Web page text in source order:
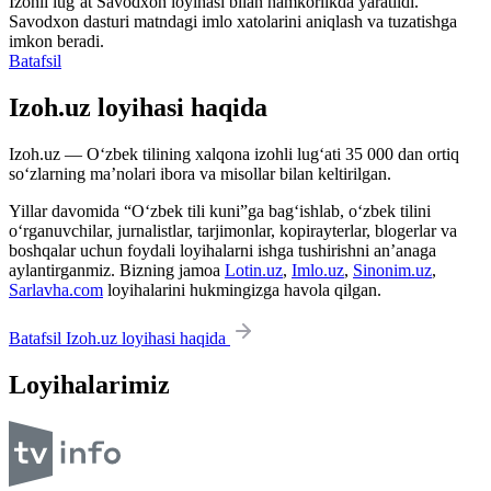
Savodxon dasturi matndagi imlo xatolarini aniqlash va tuzatishga
imkon beradi.
Batafsil
Izoh.uz loyihasi haqida
Izoh.uz — O‘zbek tilining xalqona izohli lug‘ati 35 000 dan ortiq
so‘zlarning ma’nolari ibora va misollar bilan keltirilgan.
Yillar davomida “O‘zbek tili kuni”ga bag‘ishlab, o‘zbek tilini
o‘rganuvchilar, jurnalistlar, tarjimonlar, kopirayterlar, blogerlar va
boshqalar uchun foydali loyihalarni ishga tushirishni an’anaga
aylantirganmiz. Bizning jamoa Lotin.uz, Imlo.uz, Sinonim.uz,
Sarlavha.com loyihalarini hukmingizga havola qilgan.
Batafsil Izoh.uz loyihasi haqida
Loyihalarimiz